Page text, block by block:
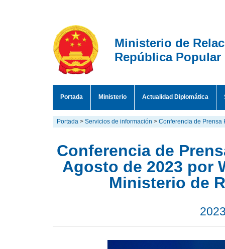
Ministerio de
República Popular
Portada Ministerio Actualidad Diplomática
Portada > Servicios de información > Conferencia de Prensa
Conferencia de
Agosto de 2023 por
Ministerio de